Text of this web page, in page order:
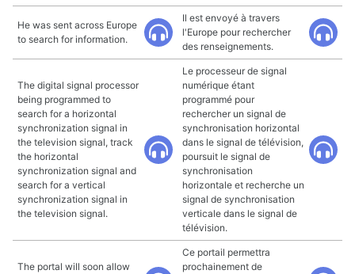
He was sent across Europe
to search for information.
Il est envoyé à travers
l'Europe pour rechercher
des renseignements.
The digital signal processor
being programmed to
search for a horizontal
synchronization signal in
the television signal, track
the horizontal
synchronization signal and
search for a vertical
synchronization signal in
the television signal.
Le processeur de signal
numérique étant
programmé pour
rechercher un signal de
synchronisation horizontal
dans le signal de télévision,
poursuit le signal de
synchronisation
horizontale et recherche un
signal de synchronisation
verticale dans le signal de
télévision.
The portal will soon allow
Ce portail permettra
prochainement de